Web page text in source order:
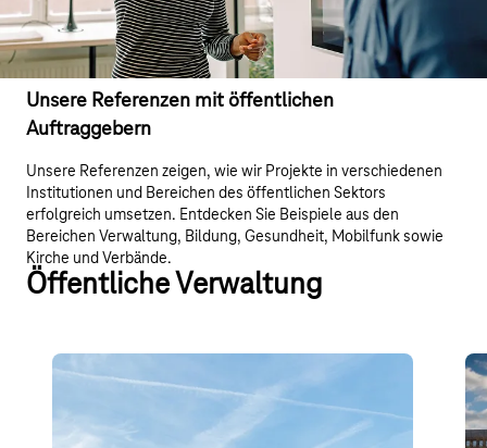
Unsere Referenzen mit öffentlichen
Auftraggebern
Unsere Referenzen zeigen, wie wir Projekte in verschiedenen
Institutionen und Bereichen des öffentlichen Sektors
erfolgreich umsetzen. Entdecken Sie Beispiele aus den
Bereichen Verwaltung, Bildung, Gesundheit, Mobilfunk sowie
Kirche und Verbände.
Öffentliche Verwaltung
Deutsche Rentenversicherung
Hessen